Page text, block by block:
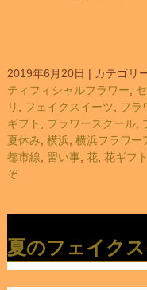
2019年6月20日 | カテゴリ
ティフィシャルフラワー
リ
フェイクスイーツ フラ
ギフト
フラワースクール,
夏休み 横浜, 横浜フラワー
都市線
習い事, 花, 花ギフト
ぞ
夏のフェイク